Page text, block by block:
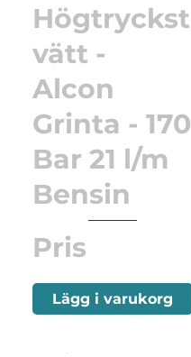
Högtryckst
vätt -
Alcon
Grinta - 170
Bar 21 l/m
Bensin
Pris
Lägg i varukorg